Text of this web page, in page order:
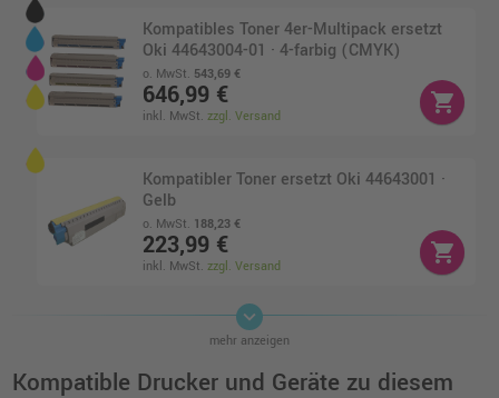
Kompatibles Toner 4er-Multipack ersetzt
Oki 44643004-01 · 4-farbig (CMYK)
o. MwSt. 543,69 €
646,99 €
inkl. MwSt.zzgl. Versand
shopping_cart
Kompatibler Toner ersetzt Oki 44643001 ·
Gelb
o. MwSt. 188,23 €
223,99 €
inkl. MwSt.zzgl. Versand
shopping_cart
Kompatibler Toner ersetzt Oki 44643002 ·
o. MwSt.
keyboard_arrow_down
mehr anzeigen
Kompatible Drucker und Geräte zu diesem